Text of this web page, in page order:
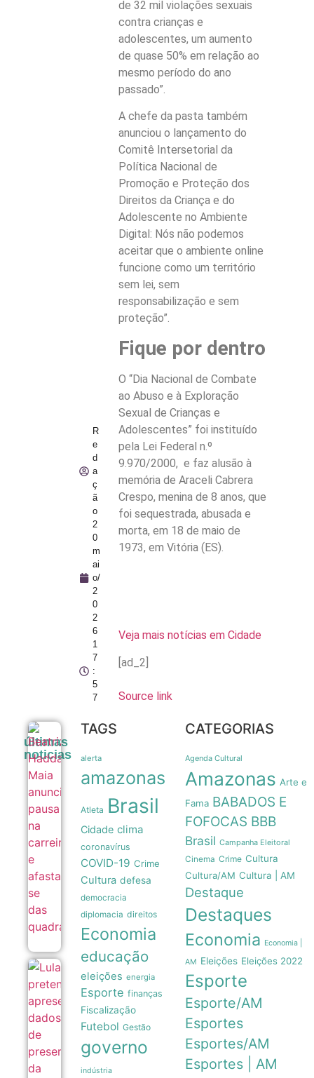
R
e
d
a
ç
ã
o
2
0
m
ai
o/
2
0
2
6
1
7
:
5
7
de 32 mil violações sexuais
contra crianças e
adolescentes, um aumento
de quase 50% em relação ao
mesmo período do ano
passado”.
A chefe da pasta também
anunciou o lançamento do
Comitê Intersetorial da
Política Nacional de
Promoção e Proteção dos
Direitos da Criança e do
Adolescente no Ambiente
Digital: Nós não podemos
aceitar que o ambiente online
funcione como um território
sem lei, sem
responsabilização e sem
proteção”.
Fique por dentro
O “Dia Nacional de Combate
ao Abuso e à Exploração
Sexual de Crianças e
Adolescentes” foi instituído
pela Lei Federal n.º
9.970/2000, e faz alusão à
memória de Araceli Cabrera
Crespo, menina de 8 anos, que
foi sequestrada, abusada e
morta, em 18 de maio de
1973, em Vitória (ES).
Veja mais notícias em Cidade
[ad_2]
Source link
últimas
noticias
Beatriz
Haddad
Maia
pausa
afasta-
se das
quadras
08/08
pretende
apresentar
dados de
preservação
ao governo
Trump
08/08
TAGS
alerta
amazonas
Atleta Brasil
Cidade clima
coronavírus
COVID-19 Crime
Cultura defesa
democracia
diplomacia direitos
Economia
educação
eleições energia
Esporte finanças
Fiscalização
Futebol Gestão
governo
indústria
CATEGORIAS
Agenda Cultural
Amazonas Arte e
Fama BABADOS E
FOFOCAS BBB
Brasil Campanha Eleitoral
Cinema Crime Cultura
Cultura/AM Cultura | AM
Destaque
Destaques
Economia Economia |
AM Eleições Eleições 2022
Esporte
Esporte/AM
Esportes
Esportes/AM
Esportes | AM